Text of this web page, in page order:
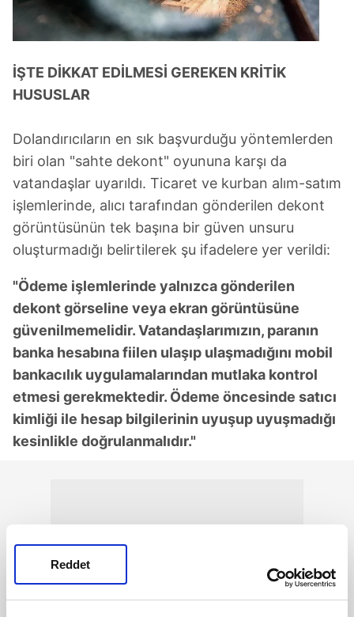
Reddet
İŞTE DİKKAT EDİLMESİ GEREKEN KRİTİK
HUSUSLAR
Dolandırıcıların en sık başvurduğu yöntemlerden
biri olan "sahte dekont" oyununa karşı da
vatandaşlar uyarıldı. Ticaret ve kurban alım-satım
işlemlerinde, alıcı tarafından gönderilen dekont
görüntüsünün tek başına bir güven unsuru
oluşturmadığı belirtilerek şu ifadelere yer verildi:
"Ödeme işlemlerinde yalnızca gönderilen
dekont görseline veya ekran görüntüsüne
güvenilmemelidir. Vatandaşlarımızın, paranın
banka hesabına fiilen ulaşıp ulaşmadığını mobil
bankacılık uygulamalarından mutlaka kontrol
etmesi gerekmektedir. Ödeme öncesinde satıcı
kimliği ile hesap bilgilerinin uyuşup uyuşmadığı
kesinlikle doğrulanmalıdır."